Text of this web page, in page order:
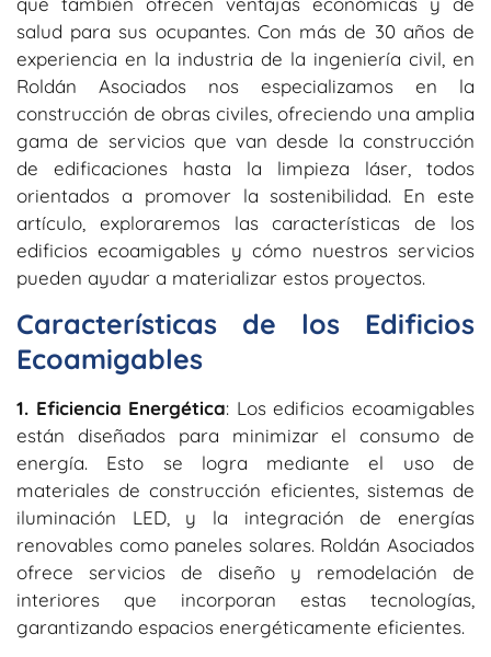
salud para sus ocupantes. Con más de 30 años de
experiencia en la industria de la ingeniería civil, en
Roldán Asociados nos especializamos en la
construcción de obras civiles, ofreciendo una amplia
gama de servicios que van desde la construcción
de edificaciones hasta la limpieza láser, todos
orientados a promover la sostenibilidad. En este
artículo, exploraremos las características de los
edificios ecoamigables y cómo nuestros servicios
pueden ayudar a materializar estos proyectos.
Características de los Edificios
Ecoamigables
1. Eficiencia Energética: Los edificios ecoamigables
están diseñados para minimizar el consumo de
energía. Esto se logra mediante el uso de
materiales de construcción eficientes, sistemas de
iluminación LED, y la integración de energías
renovables como paneles solares. Roldán Asociados
ofrece servicios de diseño y remodelación de
interiores que incorporan estas tecnologías,
garantizando espacios energéticamente eficientes.